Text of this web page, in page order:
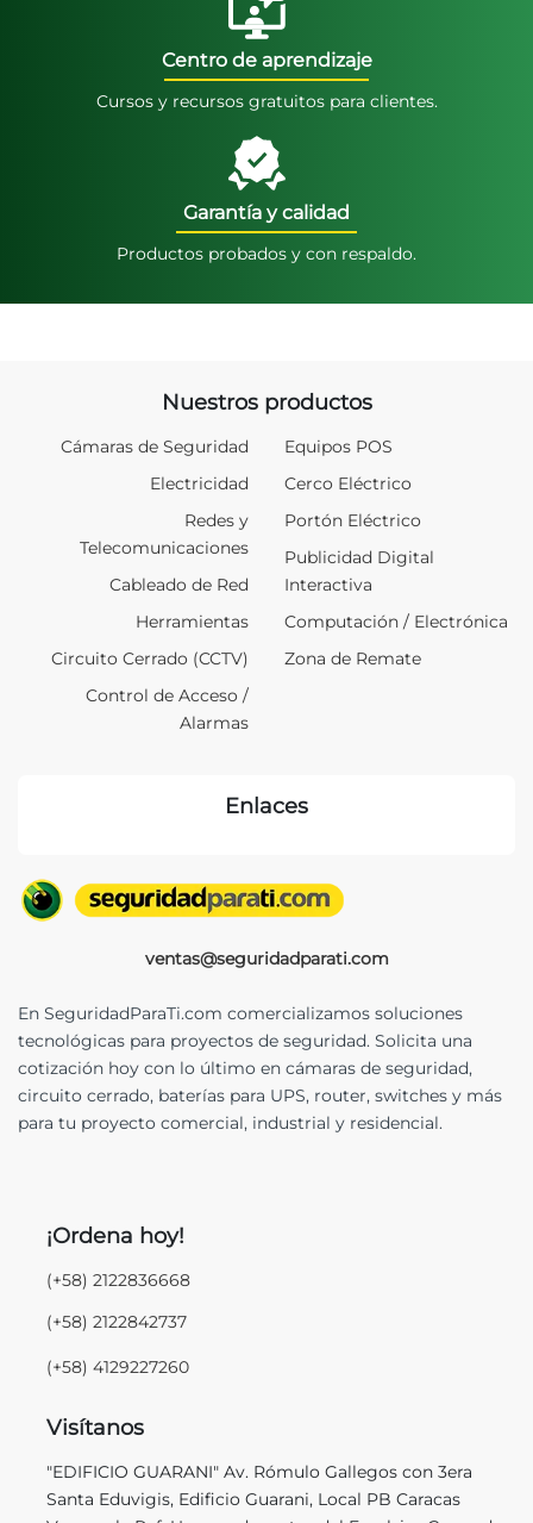
Centro de aprendizaje
Cursos y recursos gratuitos para clientes.
Garantía y calidad
Productos probados y con respaldo.
ventas@seguridadparati.com
En SeguridadParaTi.com comercializamos soluciones
tecnológicas para proyectos de seguridad. Solicita una
cotización hoy con lo último en cámaras de seguridad,
circuito cerrado, baterías para UPS, router, switches y más
para tu proyecto comercial, industrial y residencial.
¡Ordena hoy!
(+58) 2122836668
(+58) 2122842737
(+58) 4129227260
Visítanos
"EDIFICIO GUARANI" Av. Rómulo Gallegos con 3era
Santa Eduvigis, Edificio Guarani, Local PB Caracas
Nuestros productos
Cámaras de Seguridad
Electricidad
Redes y
Telecomunicaciones
Cableado de Red
Herramientas
Circuito Cerrado (CCTV)
Control de Acceso /
Alarmas
Equipos POS
Cerco Eléctrico
Portón Eléctrico
Publicidad Digital
Interactiva
Computación / Electrónica
Zona de Remate
Enlaces